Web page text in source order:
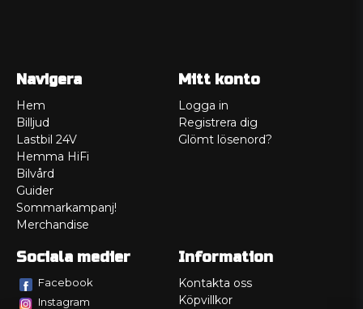
Navigera
Hem
Billjud
Lastbil 24V
Hemma HiFi
Bilvård
Guider
Sommarkampanj!
Merchandise
Mitt konto
Logga in
Registrera dig
Glömt lösenord?
Sociala medier
Facebook
Instagram
Information
Kontakta oss
Köpvillkor